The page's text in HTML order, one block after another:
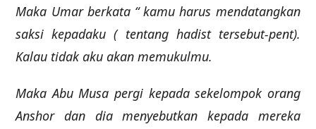
Maka Umar berkata “ kamu harus mendatangkan
saksi kepadaku ( tentang hadist tersebut-pent).
Kalau tidak aku akan memukulmu.
Maka Abu Musa pergi kepada sekelompok orang
Anshor dan dia menyebutkan kepada mereka